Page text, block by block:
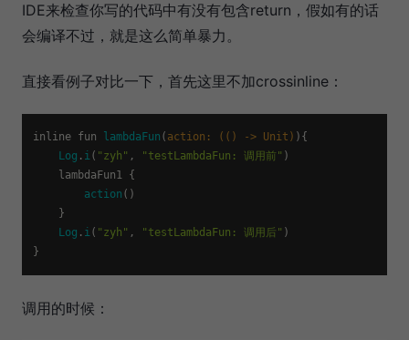
IDE来检查你写的代码中有没有包含return，假如有的话
会编译不过，就是这么简单暴力。
直接看例子对比一下，首先这里不加crossinline：
inline fun lambdaFun ( action: (() -> Unit) ){
Log . i( "zyh" , "testLambdaFun: 调用前" )
    lambdaFun1 {
action ()
    }
Log . i( "zyh" , "testLambdaFun: 调用后" )
调用的时候：